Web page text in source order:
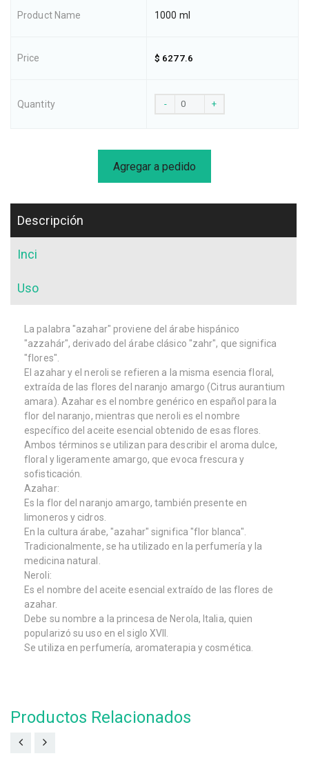
1000 ml
$ 6277.6
- +
Agregar a pedido
Descripción
Inci
Uso
La palabra "azahar" proviene del árabe hispánico
"azzahár", derivado del árabe clásico "zahr", que significa
"flores".
El azahar y el neroli se refieren a la misma esencia floral,
extraída de las flores del naranjo amargo (Citrus aurantium
amara). Azahar es el nombre genérico en español para la
flor del naranjo, mientras que neroli es el nombre
específico del aceite esencial obtenido de esas flores.
Ambos términos se utilizan para describir el aroma dulce,
floral y ligeramente amargo, que evoca frescura y
sofisticación.
Azahar:
Es la flor del naranjo amargo, también presente en
limoneros y cidros.
En la cultura árabe, "azahar" significa "flor blanca".
Tradicionalmente, se ha utilizado en la perfumería y la
medicina natural.
Neroli:
Es el nombre del aceite esencial extraído de las flores de
azahar.
Debe su nombre a la princesa de Nerola, Italia, quien
popularizó su uso en el siglo XVII.
Se utiliza en perfumería, aromaterapia y cosmética.
Productos Relacionados